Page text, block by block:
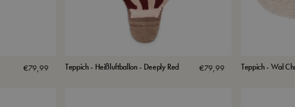
€79,99 Teppich - Heißluftballon - Deeply Red €79,99 Teppich - Wal